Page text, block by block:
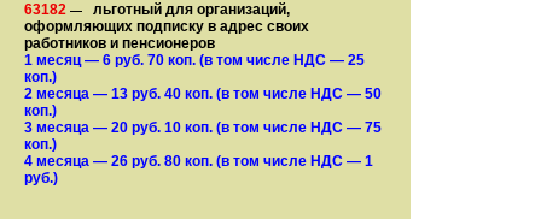
63182 —
льготный для организаций,
оформляющих подписку в адрес своих
работников и пенсионеров
1 месяц— 6 руб. 70 коп. (в том числе НДС — 25
коп.)
2 месяца — 13 руб. 40 коп. (в том числе НДС — 50
коп.)
3 месяца — 20 руб. 10 коп. (в том числе НДС — 75
коп.)
4 месяца — 26 руб. 80 коп. (в том числе НДС — 1
руб.)